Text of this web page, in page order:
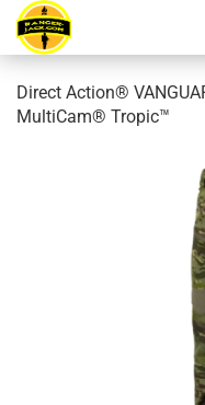
Direct Action®
MultiCam® Tropic™